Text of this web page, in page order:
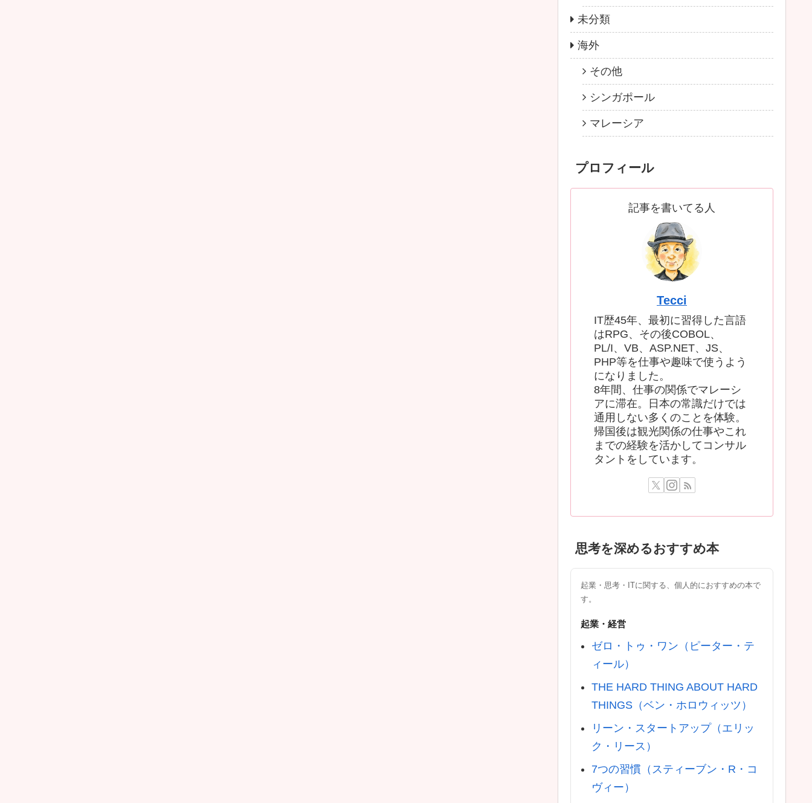
未分類
海外
その他
シンガポール
マレーシア
プロフィール
記事を書いてる人
Tecci
IT歴45年、最初に習得した言語
はRPG、その後COBOL、
PL/I、VB、ASP.NET、JS、
PHP等を仕事や趣味で使うよう
になりました。
8年間、仕事の関係でマレーシ
アに滞在。日本の常識だけでは
通用しない多くのことを体験。
帰国後は観光関係の仕事やこれ
までの経験を活かしてコンサル
タントをしています。
思考を深めるおすすめ本
起業・思考・ITに関する、個人的におすすめの本で
す。
起業・経営
ゼロ・トゥ・ワン（ピーター・テ
ィール）
THE HARD THING ABOUT HARD
THINGS（ベン・ホロウィッツ）
リーン・スタートアップ（エリッ
ク・リース）
7つの習慣（スティーブン・R・コ
ヴィー）